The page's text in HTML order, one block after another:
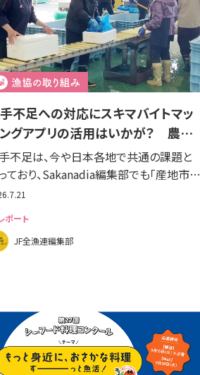
不足への対応にスキマバイトマッ
グアプリの活用はいかが？ 農…
不足は、今や日本各地で共通の課題と
ており、Sakanadia編集部でも「産地市…
ポート
JF全漁連編集部